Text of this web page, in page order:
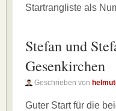
Startrangliste als
Stefan und
Gesenkirchen
Geschrieben von
Guter Start für die